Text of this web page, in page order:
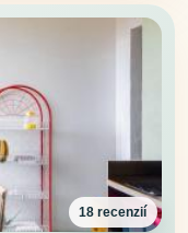
18 recenzií